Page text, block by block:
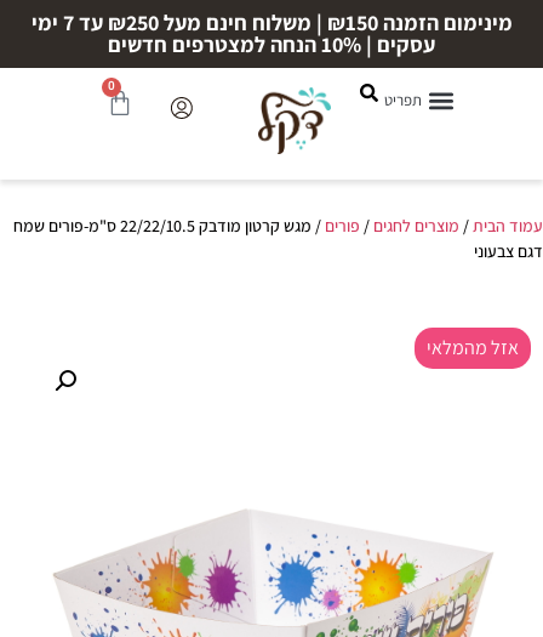
מינימום הזמנה ₪150 | משלוח חינם מעל ₪250 עד 7 ימי
עסקים | 10% הנחה למצטרפים חדשים
0
עמוד הבית/ מוצרים לחגים / פורים
/ מגש קרטון מודבק 22/22/10.5 ס"מ-פורים שמח
דגם צבעוני
אזל מהמלאי